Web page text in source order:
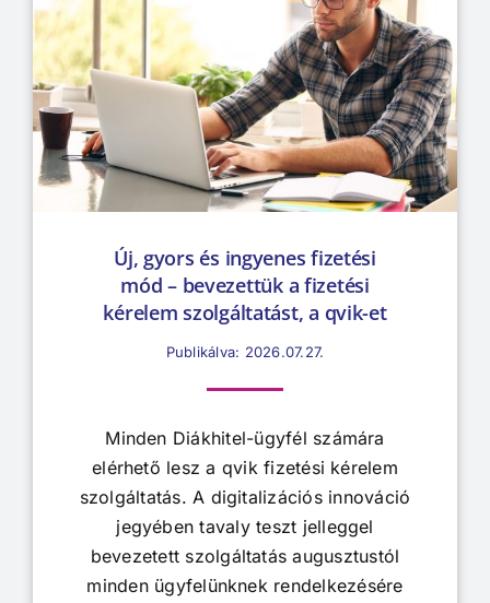
Új, gyors és ingyenes fizetési
mód – bevezettük a fizetési
kérelem szolgáltatást, a qvik-et
Publikálva: 2026.07.27.
Minden Diákhitel-ügyfél számára
elérhető lesz a qvik fizetési kérelem
szolgáltatás. A digitalizációs innováció
jegyében tavaly teszt jelleggel
bevezetett szolgáltatás augusztustól
minden ügyfelünknek rendelkezésére